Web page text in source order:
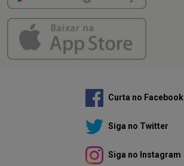
Curta no Facebook
Siga no Twitter
Siga no Instagram